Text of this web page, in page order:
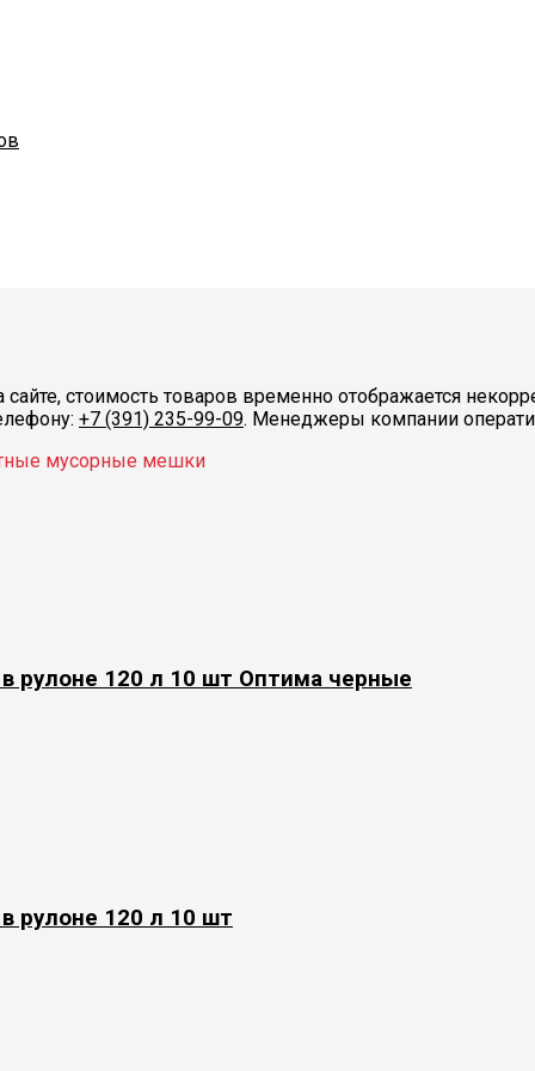
стоимость товаров временно отображается
+7 (391) 235-99-09. Менеджеры компании
мусорные мешки
рулоне 120 л 10 шт Оптима черные
рулоне 120 л 10 шт